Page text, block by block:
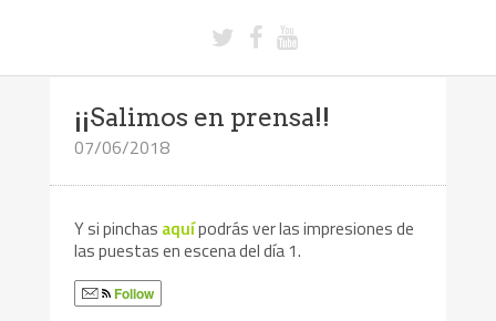
¡¡Salimos en prensa!!
07/06/2018
Y si pinchas aquípodrás ver las impresiones de
las puestas en escena del día 1.
Follow